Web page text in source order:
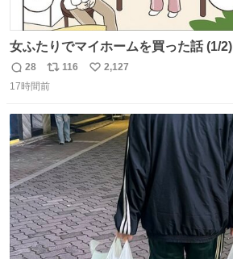
女ふたりでマイホームを買った話 (1/2)
返
信
28
リ
ポ
ト
数
116
い
数
2,127
17時間前